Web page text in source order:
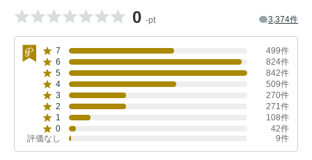
0 -pt 3,374件
7
499件
6
824件
5
842件
4
509件
3
270件
2
271件
1
108件
0
42件
評価なし
9件